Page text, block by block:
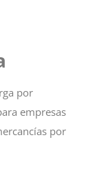
por
empresas
por